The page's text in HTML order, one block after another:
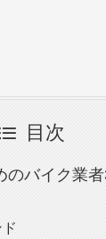
目次
のバイク業者